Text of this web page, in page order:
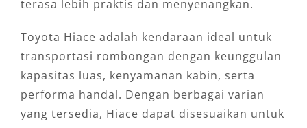
terasa lebih praktis dan menyenangkan.
Toyota Hiace adalah kendaraan ideal untuk
transportasi rombongan dengan keunggulan
kapasitas luas, kenyamanan kabin, serta
performa handal. Dengan berbagai varian
yang tersedia, Hiace dapat disesuaikan untuk